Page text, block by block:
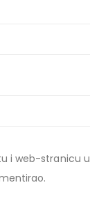
i web-stranicu